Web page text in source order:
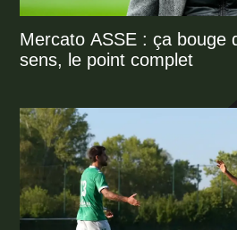
Mercato ASSE : ça bouge
sens, le point complet